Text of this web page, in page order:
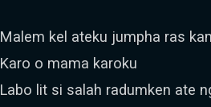
Malem kel ateku jumpha ras
Karo o mama karoku
Labo lit si salah radumken ate